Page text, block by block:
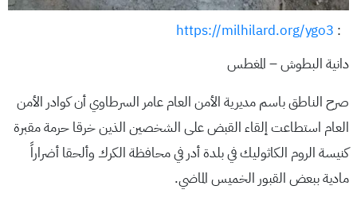
:
https://milhilard.org/ygo3
دانية البطوش – المغطس
صرح الناطق باسم مديرية الأمن العام عامر السرطاوي أن كوادر الأمن
العام استطاعت إلقاء القبض على الشخصين الذين خرقا حرمة مقبرة
كنيسة الروم الكاثوليك في بلدة أدر في محافظة الكرك وألحقا أضراراً
مادية ببعض القبور الخميس الماضي.